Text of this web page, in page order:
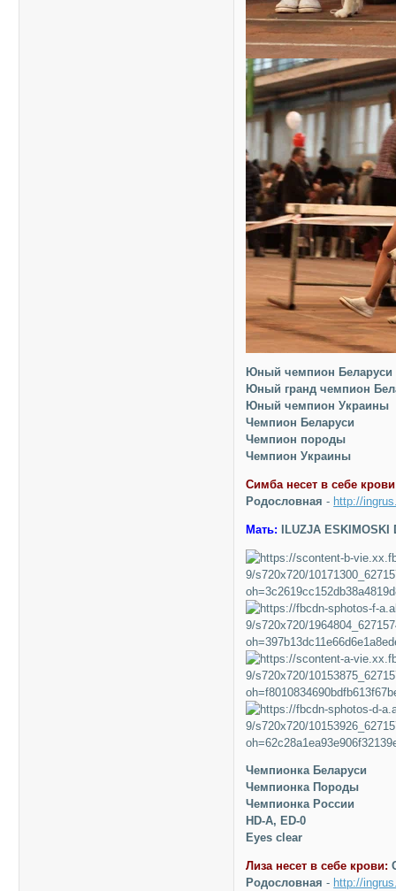
Юный чемпион Беларуси
Юный гранд чемпион
Юный чемпион Украины
Чемпион Беларуси
Чемпион породы
Чемпион Украины
Симба несет в себе
Родословная - http://
Мать: ILUZJA
Чемпионка Беларуси
Чемпионка Породы
Чемпионка России
HD-A, ED-0
Eyes clear
Лиза несет в себе крови:
Родословная - http://